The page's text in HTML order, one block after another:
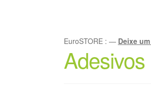
EuroSTORE : — Deixe